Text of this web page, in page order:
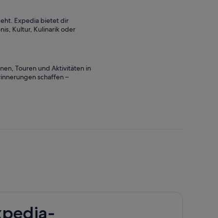
Expedia bietet dir
Kultur, Kulinarik oder
Touren und Aktivitäten in
schaffen –